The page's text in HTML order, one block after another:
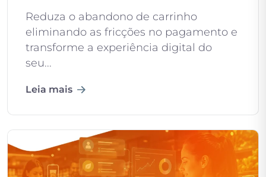
Reduza o abandono de carrinho
eliminando as fricções no pagamento e
transforme a experiência digital do
seu...
Leia mais